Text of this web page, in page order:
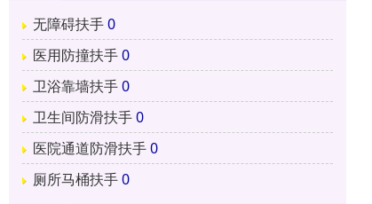
无障碍扶手0
医用防撞扶手0
卫浴靠墙扶手0
卫生间防滑扶手0
医院通道防滑扶手0
厕所马桶扶手0